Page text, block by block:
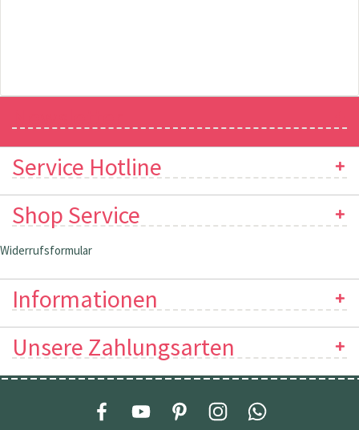
Service Hotline
Shop Service
Widerrufsformular
Informationen
Unsere Zahlungsarten